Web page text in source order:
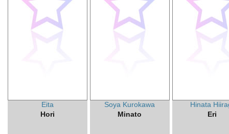
Eita
Hori
Soya Kurokawa
Minato
Hinata
Eri